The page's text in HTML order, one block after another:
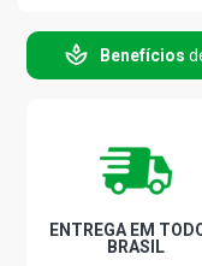
FRONTIER SE
2011)
FRONTIER SE-
Benefícios
ENTREGA EM
BRASIL